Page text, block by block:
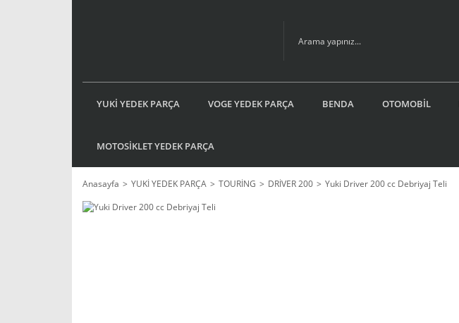
YUKİ YEDEK PARÇA VOGE YEDEK PARÇA BENDA OTOMOBİL
MOTOSİKLET YEDEK PARÇA
Anasayfa YUKİ YEDEK PARÇA TOURİNG DRİVER 200
Yuki Driver 200 cc Debriyaj Teli